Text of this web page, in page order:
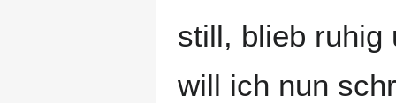
still, blieb ruhig
will ich nun